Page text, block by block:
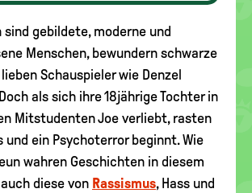
sind gebildete, moderne und
Menschen, bewundern schwarze
Schauspieler wie Denzel
als sich ihre 18jährige Tochter in
Mitstudenten Joe verliebt, rasten
und ein Psychoterror beginnt. Wie
wahren Geschichten in diesem
diese von Rassismus, Hass und